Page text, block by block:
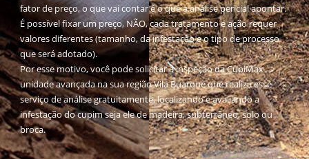
fator de preço, o que vai contar é o que a análise pericial apontar.
É possível fixar um preço, NÃO, cada tratamento e ação requer
valores diferentes (tamanho, da infestação e o tipo de processo
que será adotado).
Por esse motivo, você pode solicitar a inspeção da CupiMax
unidade avançada na sua região Vila Buarque que realiza esse
serviço de análise gratuitamente, localizando e avaliando a
infestação do cupim seja ele de madeira, subterrâneo, solo ou
broca.